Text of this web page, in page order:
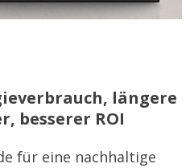
längere
besserer ROI
für eine nachhaltige